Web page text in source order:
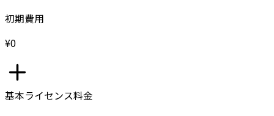
初期費用
¥0
基本ライセンス料金